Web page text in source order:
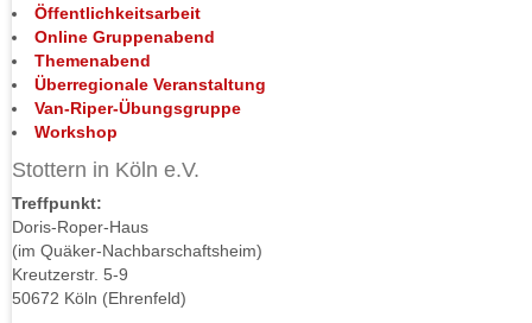
Öffentlichkeitsarbeit
Online Gruppenabend
Themenabend
Überregionale Veranstaltung
Van-Riper-Übungsgruppe
Workshop
Stottern in Köln e.V.
Treffpunkt:
Doris-Roper-Haus
(im Quäker-Nachbarschaftsheim)
Kreutzerstr. 5-9
50672 Köln (Ehrenfeld)